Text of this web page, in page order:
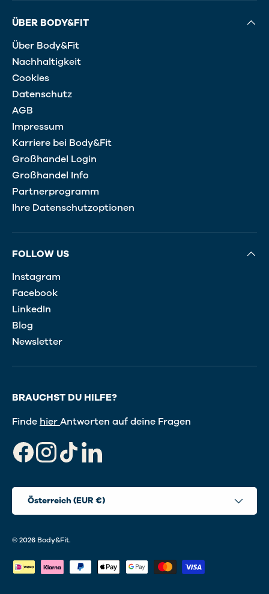
ÜBER BODY&FIT
Über Body&Fit
Nachhaltigkeit
Cookies
Datenschutz
AGB
Impressum
Karriere bei Body&Fit
Großhandel Login
Großhandel Info
Partnerprogramm
Ihre Datenschutzoptionen
FOLLOW US
Instagram
Facebook
LinkedIn
Blog
Newsletter
BRAUCHST DU HILFE?
Finde hierAntworten auf deine Fragen
FacebookInstagram
TikTokLinkedIn
Land/Region
Österreich (EUR €)
© 2026 Body&Fit.
Zahlungsmethoden